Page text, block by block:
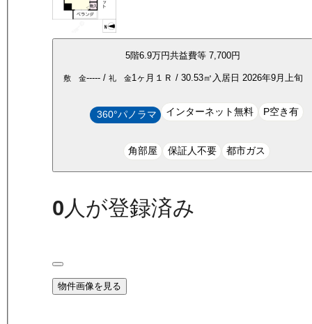
5階6.9万円共益費等7,700円
敷 金-----/ 礼 金1ヶ月 １Ｒ / 30.53㎡ 入居日 2026年9月上旬
360°パノラマ インターネット無料 P空き有
角部屋 保証人不要 都市ガス
0 人が登録済み
物件画像を見る